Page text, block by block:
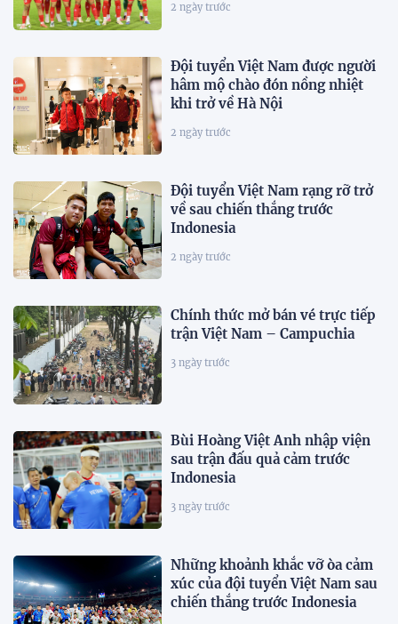
2 ngày trước
Đội tuyển Việt Nam được người
hâm mộ chào đón nồng nhiệt
khi trở về Hà Nội
2 ngày trước
Đội tuyển Việt Nam rạng rỡ trở
về sau chiến thắng trước
Indonesia
2 ngày trước
Chính thức mở bán vé trực tiếp
trận Việt Nam – Campuchia
3 ngày trước
Bùi Hoàng Việt Anh nhập viện
sau trận đấu quả cảm trước
Indonesia
3 ngày trước
Những khoảnh khắc vỡ òa cảm
xúc của đội tuyển Việt Nam sau
chiến thắng trước Indonesia